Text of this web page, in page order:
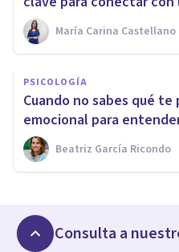
María Carina Castellano
PSICOLOGÍA
Cuando no sabes qué
emocional para
Beatriz García Ricondo
Consulta a